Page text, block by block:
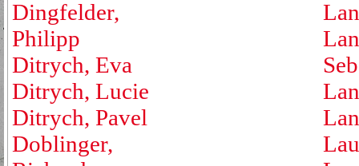
Dingfelder,
Philipp
Ditrych, Eva
Ditrych, Lucie
Ditrych, Pavel
Doblinger,